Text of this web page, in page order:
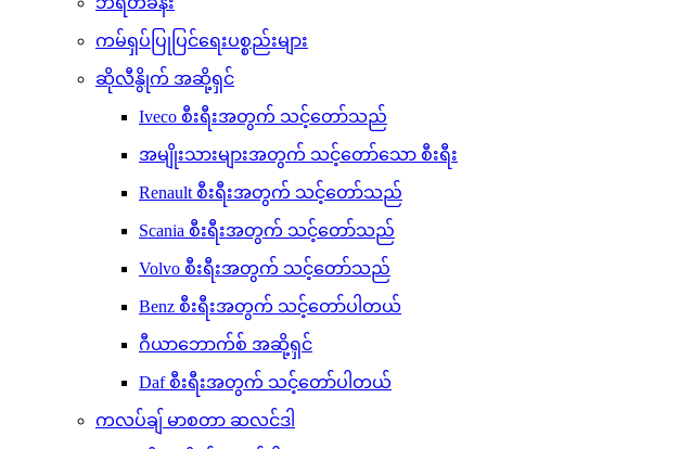
ကမ်ရှပ်ပြုပြင်ရေးပစ္စည်းများ
ဆိုလီနွိုက် အဆို့ရှင်
Iveco စီးရီးအတွက် သင့်တော်သည်
အမျိုးသားများအတွက် သင့်တော်သော စီးရီး
Renault စီးရီးအတွက် သင့်တော်သည်
Scania စီးရီးအတွက် သင့်တော်သည်
Volvo စီးရီးအတွက် သင့်တော်သည်
Benz စီးရီးအတွက် သင့်တော်ပါတယ်
ဂီယာဘောက်စ် အဆို့ရှင်
Daf စီးရီးအတွက် သင့်တော်ပါတယ်
ကလပ်ချ် မာစတာ ဆလင်ဒါ